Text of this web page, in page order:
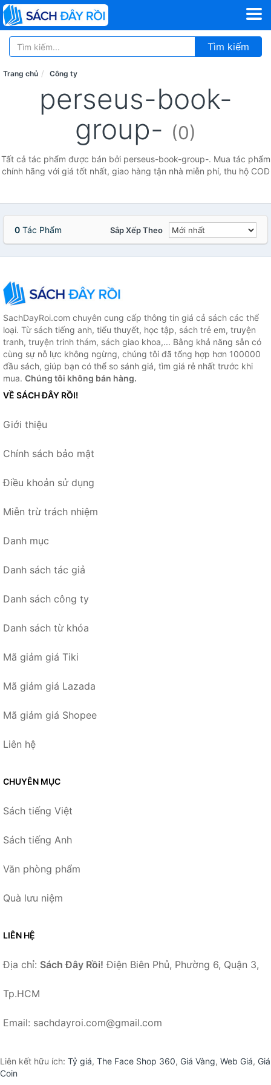
Tìm kiếm
Trang chủ Công ty
perseus-book-
group- (0)
Tất cả tác phẩm được bán bởi perseus-book-group-. Mua tác phẩm
chính hãng với giá tốt nhất, giao hàng tận nhà miễn phí, thu hộ COD
0 Tác Phẩm Sắp Xếp Theo
SachDayRoi.com chuyên cung cấp thông tin giá cả sách các thể
loại. Từ sách tiếng anh, tiểu thuyết, học tập, sách trẻ em, truyện
tranh, truyện trinh thám, sách giao khoa,... Bằng khả năng sẵn có
cùng sự nỗ lực không ngừng, chúng tôi đã tổng hợp hơn 100000
đầu sách, giúp bạn có thể so sánh giá, tìm giá rẻ nhất trước khi
mua. Chúng tôi không bán hàng.
VỀ SÁCH ĐÂY RỒI!
Giới thiệu
Chính sách bảo mật
Điều khoản sử dụng
Miễn trừ trách nhiệm
Danh mục
Danh sách tác giả
Danh sách công ty
Danh sách từ khóa
Mã giảm giá Tiki
Mã giảm giá Lazada
Mã giảm giá Shopee
Liên hệ
CHUYÊN MỤC
Sách tiếng Việt
Sách tiếng Anh
Văn phòng phẩm
Quà lưu niệm
LIÊN HỆ
Địa chỉ: Sách Đây Rồi! Điện Biên Phủ, Phường 6, Quận 3,
Tp.HCM
Email: sachdayroi.com@gmail.com
Liên kết hữu ích: Tỷ giá, The Face Shop 360, Giá Vàng, Web Giá, Giá
Coin